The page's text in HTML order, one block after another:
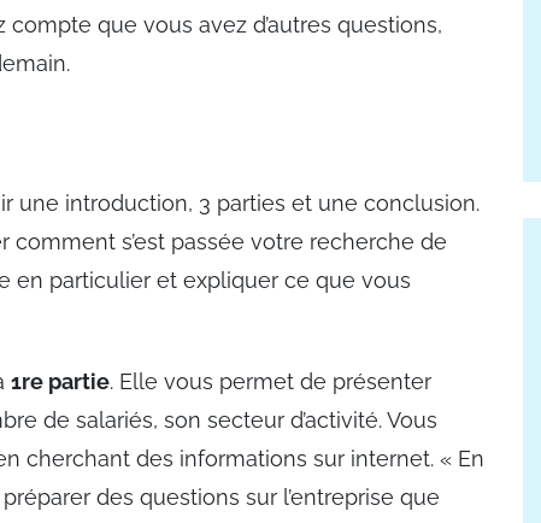
que vous avez d’autres questions,
une introduction, 3 parties et une conclusion.
comment s’est passée votre recherche de
en particulier et expliquer ce que vous
1re partie. Elle vous permet de présenter
de salariés, son secteur d’activité. Vous
cherchant des informations sur internet. « En
des questions sur l’entreprise que